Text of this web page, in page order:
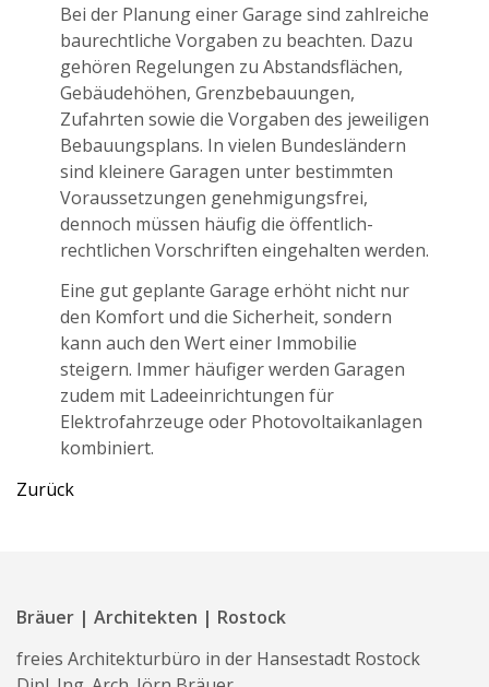
Bei der Planung einer Garage sind zahlreiche
baurechtliche Vorgaben zu beachten. Dazu
gehören Regelungen zu Abstandsflächen,
Gebäudehöhen, Grenzbebauungen,
Zufahrten sowie die Vorgaben des jeweiligen
Bebauungsplans. In vielen Bundesländern
sind kleinere Garagen unter bestimmten
Voraussetzungen genehmigungsfrei,
dennoch müssen häufig die öffentlich-
rechtlichen Vorschriften eingehalten werden.
Eine gut geplante Garage erhöht nicht nur
den Komfort und die Sicherheit, sondern
kann auch den Wert einer Immobilie
steigern. Immer häufiger werden Garagen
zudem mit Ladeeinrichtungen für
Elektrofahrzeuge oder Photovoltaikanlagen
kombiniert.
Zurück
Bräuer | Architekten | Rostock
freies Architekturbüro in der Hansestadt Rostock